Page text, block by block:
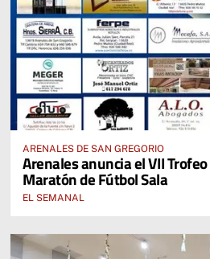
ARENALES DE SAN GREGORIO
Arenales anuncia el VII
Maratón de Fútbol Sala
EL SEMANAL